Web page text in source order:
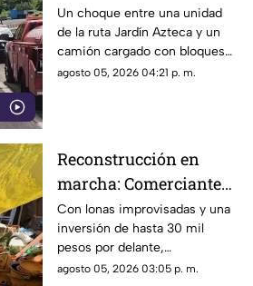
lesionados tras
impacto entre combi y
camión de carga
Un choque entre una unidad
de la ruta Jardín Azteca y un
camión cargado con bloques
de concreto movilizó a los
agosto 05, 2026 04:21 p. m.
Reconstrucción en
marcha: Comerciantes
del Mercado Central de
Acapulco se levantan
tras la explosión
Con lonas improvisadas y una
inversión de hasta 30 mil
pesos por delante,
comerciantes del Mercado
agosto 05, 2026 03:05 p. m.